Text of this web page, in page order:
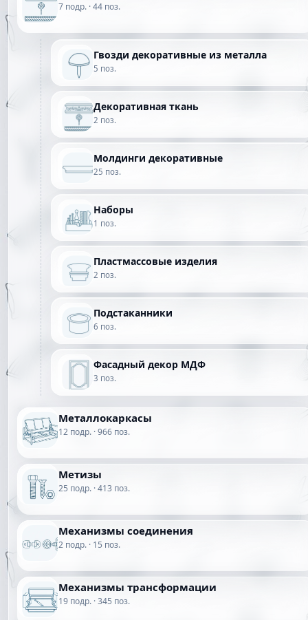
7 подр. · 44 поз.
Гвозди декоративные из металла
5 поз.
Декоративная ткань
2 поз.
Молдинги декоративные
25 поз.
Наборы
1 поз.
Пластмассовые изделия
2 поз.
Подстаканники
6 поз.
Фасадный декор МДФ
3 поз.
Металлокаркасы
12 подр. · 966 поз.
Метизы
25 подр. · 413 поз.
Механизмы соединения
2 подр. · 15 поз.
Механизмы трансформации
19 подр. · 345 поз.